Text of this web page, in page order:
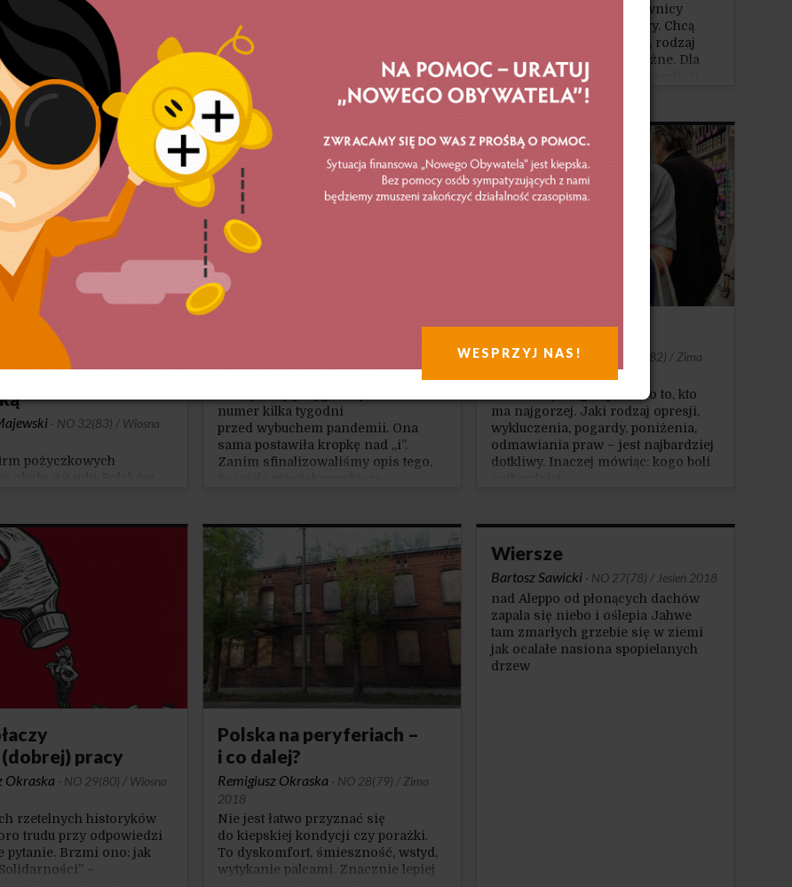
sobie istnienia
dochodu oznacza,
o rozwoju
polska gospodarka
przestawienia
przewag
w oparciu o inny
Źródłem nowej
mają być innowacje. Aby
wymagane jest jednak
szeregu interwencji,
sporej rewolucji
Musimy w Polsce więcej
tym, co jesz. Jego użytkownicy
często mają dobre zamiary. Chcą
zwrócić uwagę, że jakość, rodzaj
i dobór pożywienia są ważne. Dla
zdrowia, samopoczucia, kondycji,
ale także dla innych ludzi, zwierząt,
slogan ten jest często fałszywy.
Albo służy jako pałka do okładania
najsłabszych.
–
z prof. dr hab.
· NO 32(83) / Wiosna
pożyczkowych
finansowego, jakim
w firmie pożyczkowej,
korzystają respondenci
własne warunki
jako złe – 21,3%,
o dochodach do 649 zł
2020
numer kilka tygodni
przed wybuchem pandemii. Ona
sama postawiła kropkę nad „i”.
Zanim sfinalizowaliśmy opis tego,
otrzymaliśmy dobitne
potwierdzenie takiego stanu rzeczy.
Najsłabsi
Remigiusz Okraska
NO 31(82) / Zima
Można się długo spierać o to, kto
ma najgorzej. Jaki rodzaj opresji,
wykluczenia, pogardy, poniżenia,
odmawiania praw – jest najbardziej
dotkliwy. Inaczej mówiąc: kogo boli
(dobrej) pracy
Okraska · NO 29(80) / Wiosna
rzetelnych historyków
trudu przy odpowiedzi
pytanie. Brzmi ono: jak
–
Polska na peryferiach –
i co dalej?
Remigiusz Okraska · NO 28(79) / Zima
2018
Nie jest łatwo przyznać się
do kiepskiej kondycji czy porażki.
To dyskomfort, śmieszność, wstyd,
wytykanie palcami. Znacznie lepiej
Wiersze
Bartosz Sawicki · NO 27(78) / Jesień 2018
nad Aleppo od płonących dachów
zapala się niebo i oślepia Jahwe
tam zmarłych grzebie się w ziemi
jak ocalałe nasiona spopielanych
drzew
WESPRZYJ NAS!